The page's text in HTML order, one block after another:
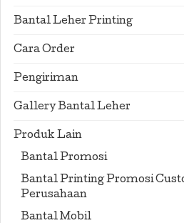
Bantal Leher Printing
Cara Order
Pengiriman
Gallery Bantal Leher
Produk Lain
Bantal Promosi
Bantal Printing Promosi
Perusahaan
Bantal Mobil